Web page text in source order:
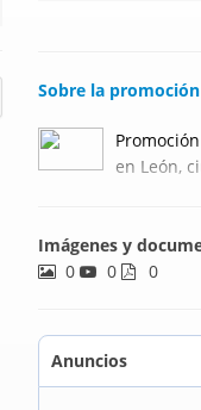
Sobre la promoción
en León,
autónoma
viviendas
Imágenes y
0
0 0
Anuncios